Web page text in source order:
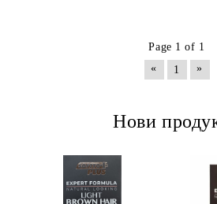
Page 1 of 1
«
1 »
Нови